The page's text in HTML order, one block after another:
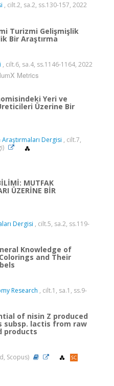
, cilt.2, sa.2, ss.130-157, 2022
Turizmi Gelişmişlik
Bir Araştırma
, cilt.6, sa.4, ss.1146-1164, 2022
Metrics
Yeri ve
Üzerine Bir
Dergisi , cilt.7,
MUTFAK
ÜZERİNE BİR
Dergisi , cilt.5, sa.2, ss.119-
Knowledge of
and Their
Research , cilt.1, sa.1, ss.9-
of nisin Z produced
subsp. lactis from raw
products
Scopus)